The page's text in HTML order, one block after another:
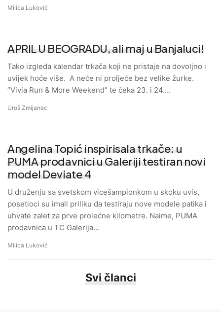
Milica Luković
APRIL U BEOGRADU, ali maj u Banjaluci!
Tako izgleda kalendar trkača koji ne pristaje na dovoljno i
uvijek hoće više. A neće ni proljeće bez velike žurke.
“Vivia Run & More Weekend” te čeka 23. i 24.…
Uroš Zmijanac
Angelina Topić inspirisala trkače: u
PUMA prodavnici u Galeriji testiran novi
model Deviate 4
U druženju sa svetskom vicešampionkom u skoku uvis,
posetioci su imali priliku da testiraju nove modele patika i
uhvate zalet za prve prolećne kilometre. Naime, PUMA
prodavnica u TC Galerija…
Milica Luković
Svi članci